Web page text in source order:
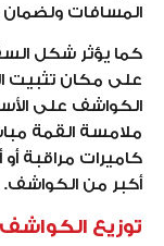
المسافات
كما يؤثر شكل
على مكان تثبيت
الكواشف على
ملامسة القمة
كاميرات مراقبة
أكبر من الكواشف.
توزيع